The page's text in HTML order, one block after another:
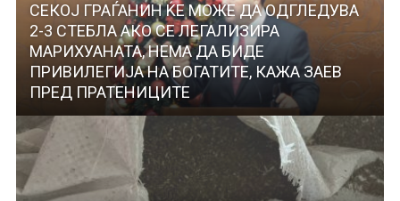
СЕКОЈ ГРАЃАНИН ЌЕ МОЖЕ ДА ОДГЛЕДУВА
2-3 СТЕБЛА АКО СЕ ЛЕГАЛИЗИРА
МАРИХУАНАТА, НЕМА ДА БИДЕ
ПРИВИЛЕГИЈА НА БОГАТИТЕ, КАЖА ЗАЕВ
ПРЕД ПРАТЕНИЦИТЕ